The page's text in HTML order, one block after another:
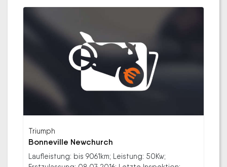
Triumph
Bonneville Newchurch
Laufleistung: bis 9061km; Leistung: 50Kw;